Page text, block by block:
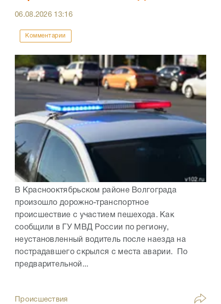
06.08.2026 13:16
Комментарии
В Краснооктябрьском районе Волгограда
произошло дорожно-транспортное
происшествие с участием пешехода. Как
сообщили в ГУ МВД России по региону,
неустановленный водитель после наезда на
пострадавшего скрылся с места аварии. По
предварительной...
Происшествия